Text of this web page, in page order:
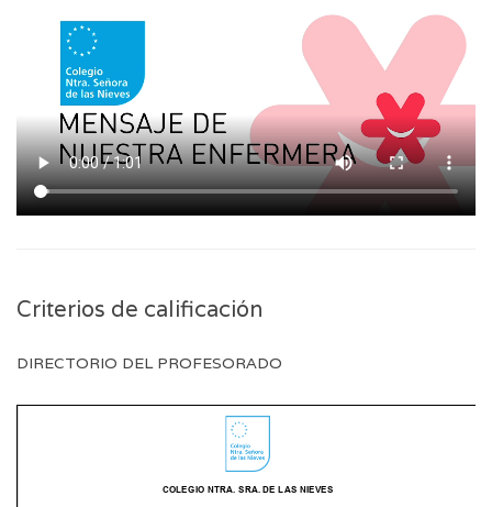
Criterios de calificación
DIRECTORIO DEL PROFESORADO